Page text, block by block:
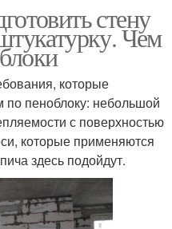
стену
Чем
которые
по пеноблоку: небольшой
с поверхностью
которые применяются
здесь подойдут.